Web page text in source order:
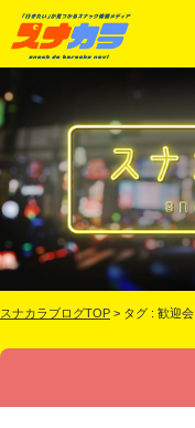
スナカラブログTOP > タグ : 歓迎会